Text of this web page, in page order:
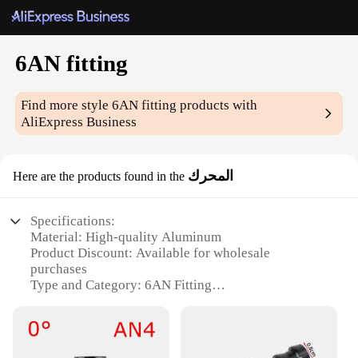
6AN fitting
Find more style6AN fitting products with
AliExpress Business
Here are the products found in the المحرك
Specifications:
Material: High-quality Aluminum
Product Discount: Available for wholesale
purchases
Type and Category: 6AN Fitting
installation
Usage and Purpose: Ideal for automotive